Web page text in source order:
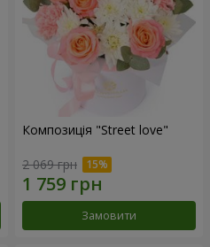
Композиція "Street love"
2 069 грн
Замовити